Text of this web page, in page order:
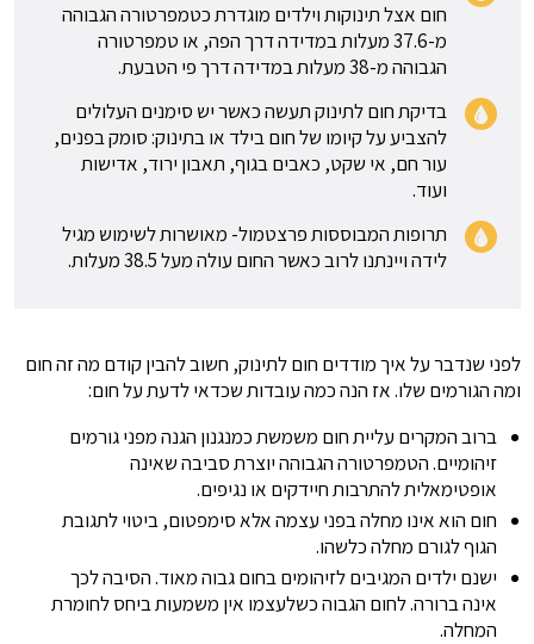
חום אצל תינוקות וילדים מוגדרת כטמפרטורה הגבוהה
מ-37.6 מעלות במדידה דרך הפה, או טמפרטורה
הגבוהה מ-38 מעלות במדידה דרך פי הטבעת.
בדיקת חום לתינוק תעשה כאשר יש סימנים העלולים
להצביע על קיומו של חום בילד או בתינוק: סומק בפנים,
עור חם, אי שקט, כאבים בגוף, תאבון ירוד, אדישות
ועוד.
תרופות המבוססות פרצטמול- מאושרות לשימוש מגיל
לידה ויינתנו לרוב כאשר החום עולה מעל 38.5 מעלות.
לפני שנדבר על איך מודדים חום לתינוק, חשוב להבין קודם מה זה חום
ומה הגורמים שלו. אז הנה כמה עובדות שכדאי לדעת על חום:
ברוב המקרים עליית חום משמשת כמנגנון הגנה מפני גורמים
זיהומיים. הטמפרטורה הגבוהה יוצרת סביבה שאינה
אופטימאלית להתרבות חיידקים או נגיפים.
חום הוא אינו מחלה בפני עצמה אלא סימפטום, ביטוי לתגובת
הגוף לגורם מחלה כלשהו.
ישנם ילדים המגיבים לזיהומים בחום גבוה מאוד. הסיבה לכך
אינה ברורה. לחום הגבוה כשלעצמו אין משמעות ביחס לחומרת
המחלה.